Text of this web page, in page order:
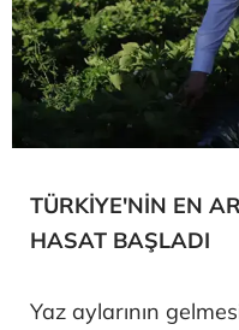
TÜRKİYE'NİN EN
HASAT BAŞLADI
Yaz aylarının